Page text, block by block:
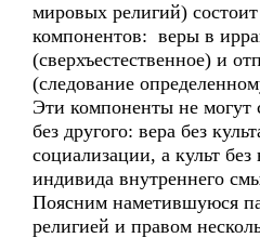
мировых религий)
компонентов: веры в
(сверхъестественное) и
(следование
Эти компоненты не могут
без другого: вера без
социализации, а культ
индивида внутреннего
Поясним наметившуюся
религией и правом